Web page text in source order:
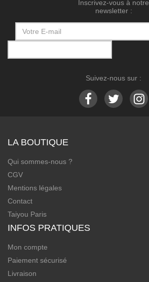
Inscrivez-vous à notre
newsletter :
Suivez-nous sur :
LA BOUTIQUE
Qui sommes-nous ?
CGV
Mentions légales
Contact
Taiyou Paris
INFOS PRATIQUES
Mon compte
Paiement sécurisé
Livraison